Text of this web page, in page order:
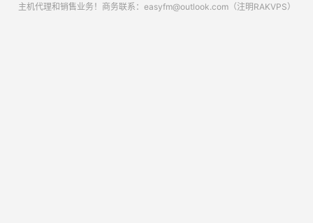
主机代理和销售业务！商务联系：easyfm@outlook.com（注明RAKVPS）